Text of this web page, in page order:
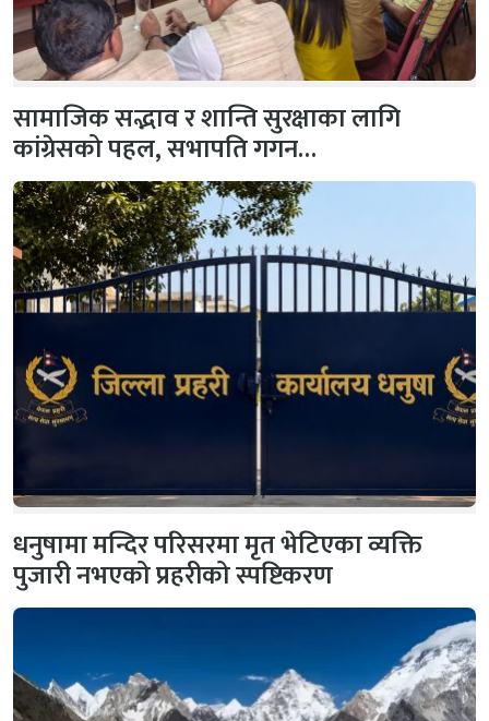
सामाजिक सद्भाव र शान्ति सुरक्षाका लागि
कांग्रेसको पहल, सभापति गगन…
धनुषामा मन्दिर परिसरमा मृत भेटिएका व्यक्ति
पुजारी नभएको प्रहरीको स्पष्टिकरण